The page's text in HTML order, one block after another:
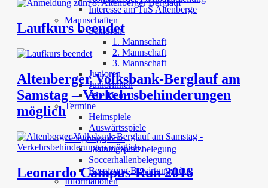
Interesse am TuS Altenberge
Mannschaften
Senioren
1. Mannschaft
2. Mannschaft
3. Mannschaft
Junioren
Juniorinnen
Alte Herren
Termine
Heimspiele
Auswärtsspiele
Belegungspläne
Trainingsplatzbelegung
Soccerhallenbelegung
Besetzung Bewirtungshütte
Informationen
Laufkurs beendet
Altenberger Volksbank-Berglauf am
Samstag – Verkehrsbehinderungen
möglich
Leonardo Campus-Run 2016